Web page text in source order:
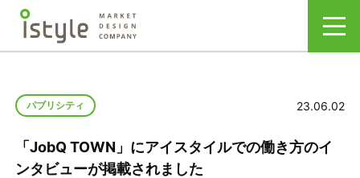
パブリシティ 23.06.02
「JobQ TOWN」にアイスタイルでの働き方のイ
ンタビューが掲載されました